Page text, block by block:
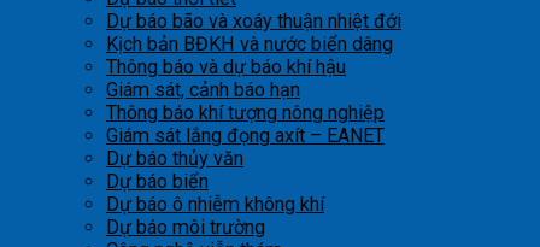
Dự báo bão và xoáy thuận nhiệt đới
Kịch bản BĐKH và nước biển dâng
Thông báo và dự báo khí hậu
Giám sát, cảnh báo hạn
Thông báo khí tượng nông nghiệp
Giám sát lắng đọng axít – EANET
Dự báo thủy văn
Dự báo biển
Dự báo ô nhiễm không khí
Dự báo môi trường